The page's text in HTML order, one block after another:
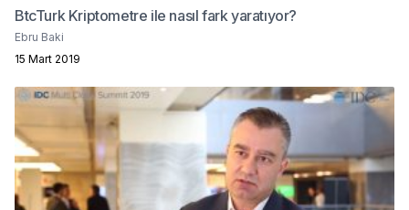
BtcTurk Kriptometre ile nasıl fark yaratıyor?
Ebru Baki
15 Mart 2019